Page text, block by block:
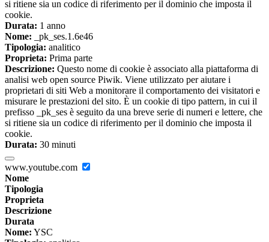
si ritiene sia un codice di riferimento per il dominio che imposta il
cookie.
Durata: 1 anno
Nome: _pk_ses.1.6e46
Tipologia: analitico
Proprieta: Prima parte
Descrizione: Questo nome di cookie è associato alla piattaforma di
analisi web open source Piwik. Viene utilizzato per aiutare i
proprietari di siti Web a monitorare il comportamento dei visitatori e
misurare le prestazioni del sito. È un cookie di tipo pattern, in cui il
prefisso _pk_ses è seguito da una breve serie di numeri e lettere, che
si ritiene sia un codice di riferimento per il dominio che imposta il
cookie.
Durata: 30 minuti
www.youtube.com
Nome
Tipologia
Proprieta
Descrizione
Durata
Nome: YSC